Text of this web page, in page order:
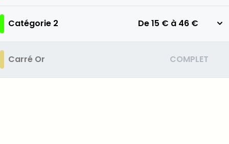
Catégorie 2 De15 € à 46 €
Carré Or COMPLET